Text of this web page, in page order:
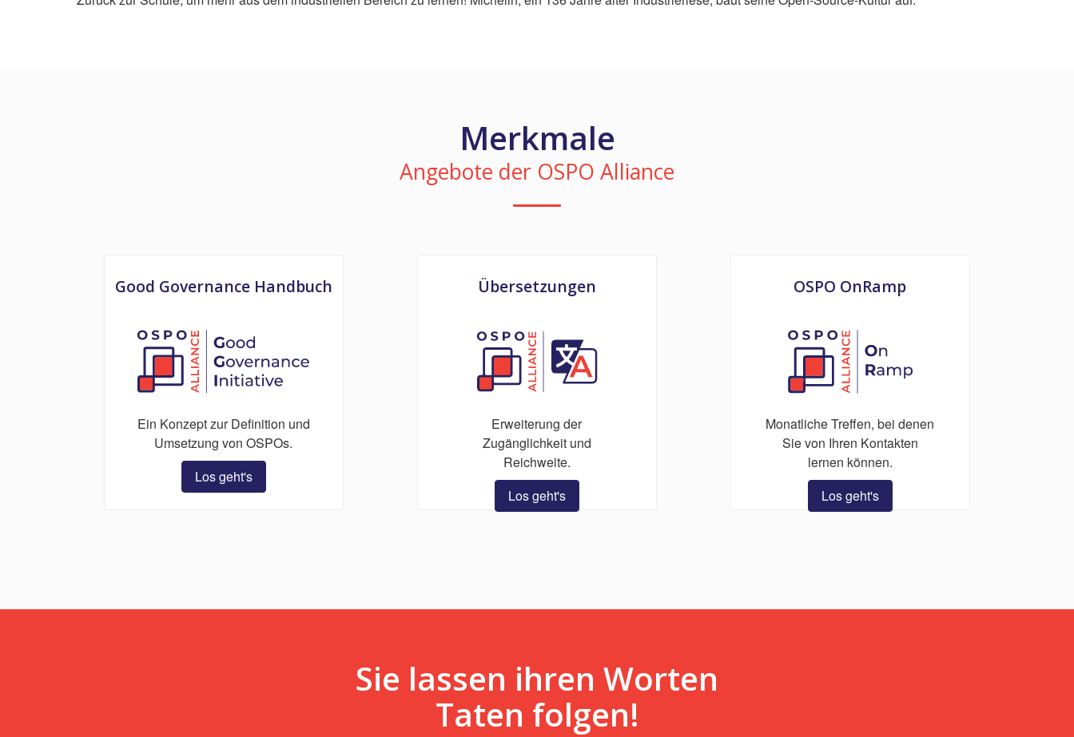
Merkmale
Angebote der OSPO Alliance
Good Governance Handbuch
Ein Konzept zur Definition und
Umsetzung von OSPOs.
Los geht's
Übersetzungen
Erweiterung der
Zugänglichkeit und
Reichweite.
Los geht's
OSPO OnRamp
Monatliche Treffen, bei denen
Sie von Ihren Kontakten
lernen können.
Los geht's
Sie lassen ihren Worten
Taten folgen!